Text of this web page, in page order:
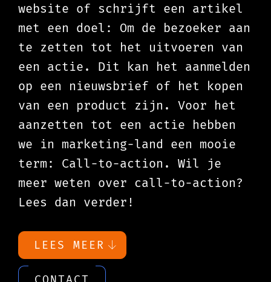
website of schrijft een artikel
met een doel: Om de bezoeker aan
te zetten tot het uitvoeren van
een actie. Dit kan het aanmelden
op een nieuwsbrief of het kopen
van een product zijn. Voor het
aanzetten tot een actie hebben
we in marketing-land een mooie
term: Call-to-action. Wil je
meer weten over call-to-action?
Lees dan verder!
LEES MEER
CONTACT